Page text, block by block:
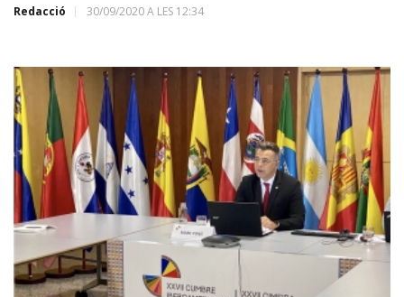
Redacció 30/09/2020 A LES 12:34